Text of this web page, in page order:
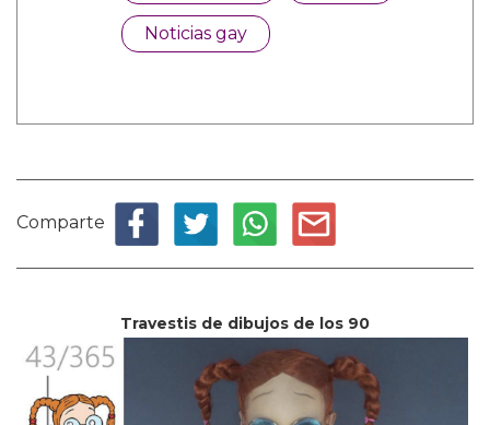
Noticias gay
Comparte
Travestis de dibujos de los 90